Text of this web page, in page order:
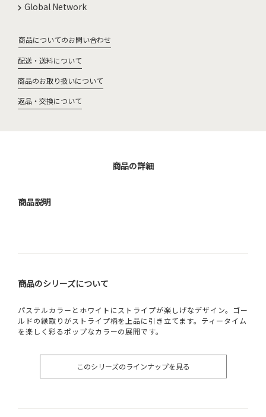
Global Network
商品についてのお問い合わせ
配送・送料について
商品のお取り扱いについて
返品・交換について
商品の詳細
商品説明
商品のシリーズについて
パステルカラーとホワイトにストライプが楽しげなデザイン。ゴー
ルドの縁取りがストライプ柄を上品に引き立てます。ティータイム
を楽しく彩るポップなカラーの展開です。
このシリーズのラインナップを見る